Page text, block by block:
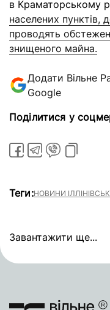
в Краматорському
населених пунктів,
проводять
знищеного майна.
Додати Вільне
Google
Поділитися у
Теги:НОВИНИ
Завантажити ще...